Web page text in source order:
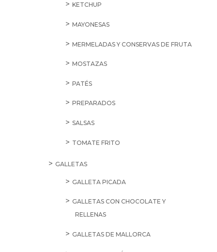
KETCHUP
MAYONESAS
MERMELADAS Y CONSERVAS DE FRUTA
MOSTAZAS
PATÉS
PREPARADOS
SALSAS
TOMATE FRITO
GALLETAS
GALLETA PICADA
GALLETAS CON CHOCOLATE Y
RELLENAS
GALLETAS DE MALLORCA